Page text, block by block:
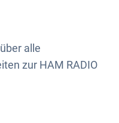
alle
zur HAM RADIO